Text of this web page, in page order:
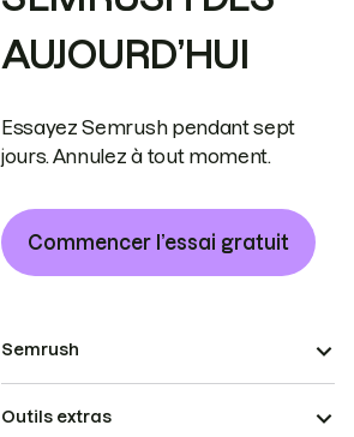
AUJOURD’HUI
Essayez Semrush pendant sept
jours. Annulez à tout moment.
Commencer l’essai gratuit
Semrush
Outils extras